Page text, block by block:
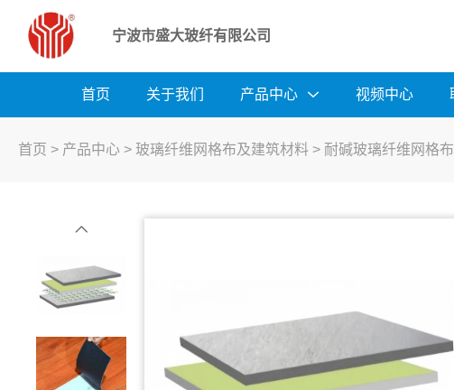
宁波市盛大玻纤有限公司
首页 关于我们 产品中心 视频中心
首页 > 产品中心 > 玻璃纤维网格布及建筑材料 > 耐碱玻璃纤维网格布